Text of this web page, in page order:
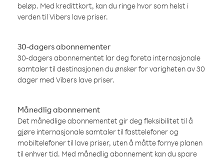
beløp. Med kredittkort, kan du ringe hvor som helst i
verden til Vibers lave priser.
30-dagers abonnementer
30-dagers abonnementet lar deg foreta internasjonale
samtaler til destinasjonen du ønsker for varigheten av 30
dager med Vibers lave priser.
Månedlig abonnement
Det månedlige abonnementet gir deg fleksibilitet til å
gjøre internasjonale samtaler til fasttelefoner og
mobiltelefoner til lave priser, uten å måtte fornye planen
til enhver tid. Med månedlig abonnement kan du spare